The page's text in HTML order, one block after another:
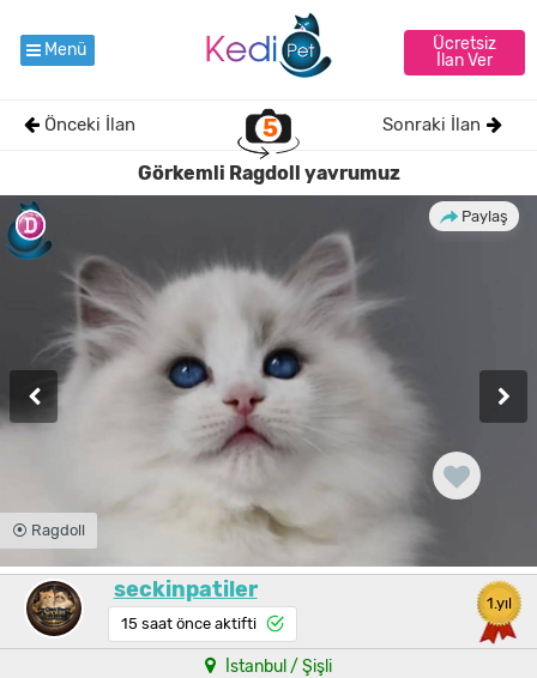
Menü
Ücretsiz
İlan Ver
Önceki İlan 5 Sonraki İlan
Görkemli Ragdoll yavrumuz
Paylaş
⦿ Ragdoll
1.yıl
seckinpatiler
15 saat önce aktifti
İstanbul / Şişli